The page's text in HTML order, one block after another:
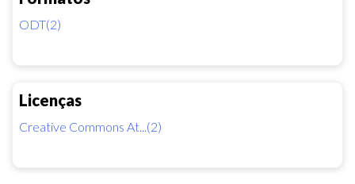
ODT(2)
Licenças
Creative Commons At...(2)